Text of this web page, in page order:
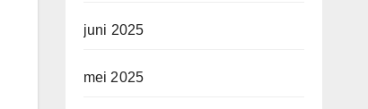
juni 2025
mei 2025